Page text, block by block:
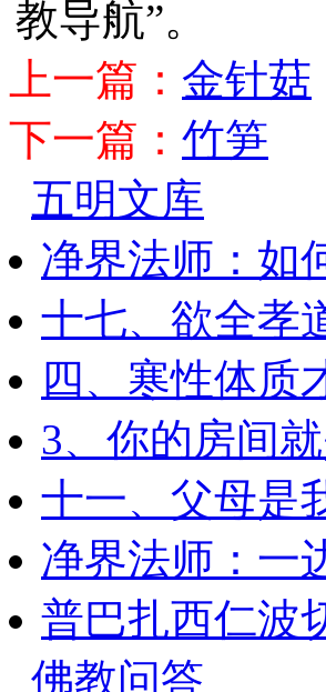
教导航”。
上一篇： 金针菇
下一篇： 竹笋
五明文库
净界法师：如
十七、欲全孝
四、寒性体质
3、你的房间
十一、父母是
净界法师：一
普巴扎西仁波
佛教问答